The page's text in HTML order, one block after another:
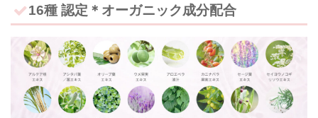
16種 認定＊オーガニック成分配合